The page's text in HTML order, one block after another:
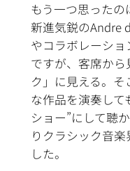
もう一つ思った
新進気鋭のAndre
やコラボレーシ
ですが、客席か
ク」に見える。
な作品を演奏して
ショー”にして聴
りクラシック音
した。